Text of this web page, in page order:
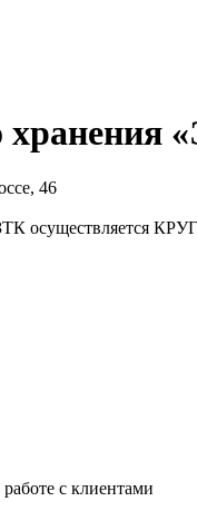
хранения
46
ЗТК осуществляется
с клиентами